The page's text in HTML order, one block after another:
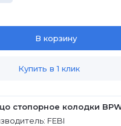
В корзину
Купить в 1 клик
стопорное колодки
FEBI